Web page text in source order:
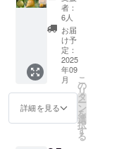
い方
は、備
考欄に
「掲示
を希望
しな
い」と
ご入力
い。
です。
ソー
ダ・お
酒など
で希釈
してお
召し上
がり下
さい。
カキ
示（掲
示可能
な方の
み） ・
二十世
紀梨と
新甘泉
の２種
で３
kg 1箱
新甘泉
の２種
で５kg
を１箱
梨シ
ロップ
『特
級 新
甘泉』
（370m
l )１本
＊リ
者：
6人
お届
け予
定：
2025
年09
月
詳細を見る
こ
の
リ
タ
ー
ン
を
選
択
す
る